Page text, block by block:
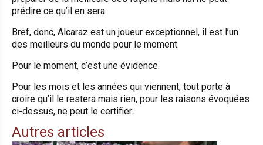
prédire ce qu’il en sera.
Bref, donc, Alcaraz est un joueur exceptionnel, il est l’un
des meilleurs du monde pour le moment.
Pour le moment, c’est une évidence.
Pour les mois et les années qui viennent, tout porte à
croire qu’il le restera mais rien, pour les raisons évoquées
ci-dessus, ne peut le certifier.
Autres articles